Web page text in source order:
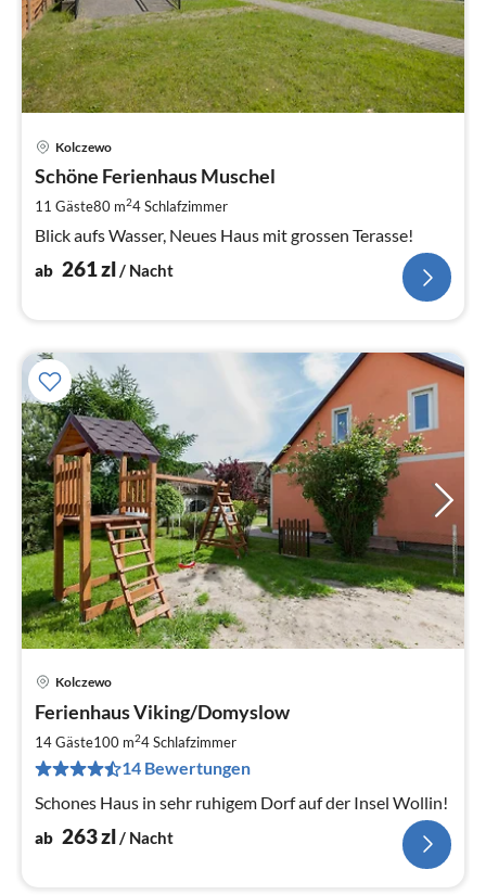
Kolczewo
Schöne Ferienhaus Muschel
11 Gäste80 m24Schlafzimmer
Blick aufs Wasser, Neues Haus mit grossen Terasse!
ab 261zl/ Nacht
Kolczewo
Ferienhaus Viking/Domyslow
14 Gäste100 m24Schlafzimmer
14 Bewertungen
Schones Haus in sehr ruhigem Dorf auf der Insel Wollin!
ab 263zl/ Nacht